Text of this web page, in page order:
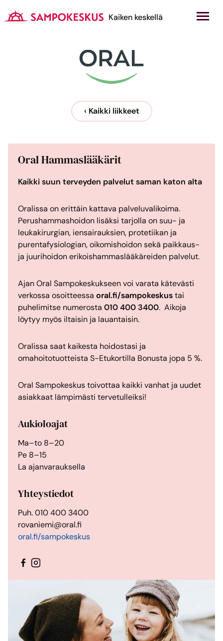
sisältöön
Kauppakeskus Sampokeskus
Kaiken keskellä
‹ Kaikki liikkeet
Oral Hammaslääkärit
Kaikki suun terveyden palvelut saman katon alta
Oralissa on erittäin kattava palveluvalikoima.
Perushammashoidon lisäksi tarjolla on suu- ja
leukakirurgian, iensairauksien, protetiikan ja
purentafysiologian, oikomishoidon sekä paikkaus-
ja juurihoidon erikoishammaslääkäreiden palvelut.
Ajan Oral Sampokeskukseen voi varata kätevästi
verkossa osoitteessa oral.fi/sampokeskustai
puhelimitse numerosta 010 400 3400. Aikoja
löytyy myös iltaisin ja lauantaisin.
Oralissa saat kaikesta hoidostasi ja
omahoitotuotteista S-Etukortilla Bonusta jopa 5 %.
Oral Sampokeskus toivottaa kaikki vanhat ja uudet
asiakkaat lämpimästi tervetulleiksi!
Aukioloajat
Ma–to 8–20
Pe 8–15
La ajanvarauksella
Yhteystiedot
Puh. 010 400 3400
rovaniemi@oral.fi
oral.fi/sampokeskus